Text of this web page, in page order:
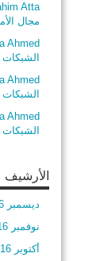
Atta
مجال
Ahmed
الشبكات
Ahmed
الشبكات
Ahmed
الشبكات
الأرشيف
ديسمبر 2016
نوفمبر 2016
أكتوبر 2016